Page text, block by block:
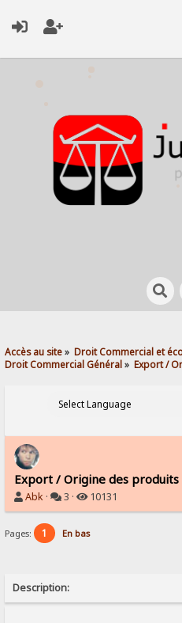
Accès au site» Droit Commercial et
Droit Commercial Général» Export /
Export / Origine des produits
Abk · 3 · 10131
Pages: 1 En bas
Description: